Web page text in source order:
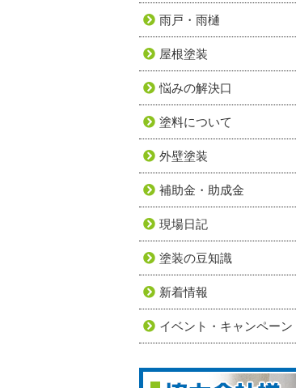
雨戸・雨樋
屋根塗装
悩みの解決口
塗料について
外壁塗装
補助金・助成金
現場日記
塗装の豆知識
新着情報
イベント・キャンペーン